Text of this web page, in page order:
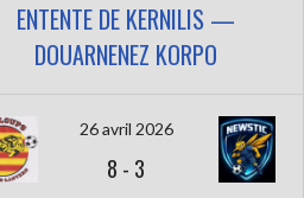
ENTENTE DE KERNILIS —
DOUARNENEZ KORPO
26 avril 2026
8 - 3